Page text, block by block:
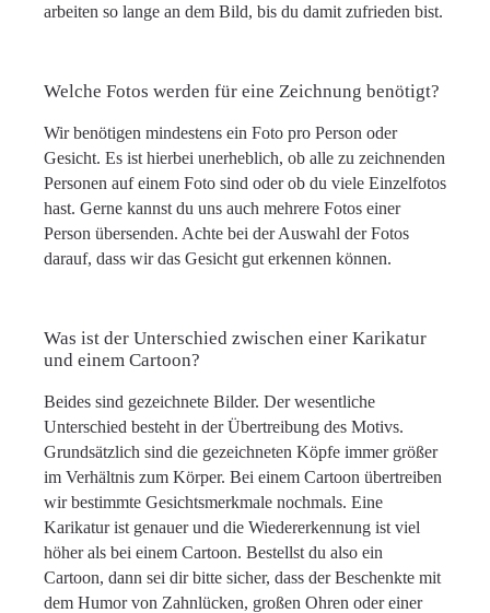
arbeiten so lange an dem Bild, bis du damit zufrieden bist.
Welche Fotos werden für eine Zeichnung benötigt?
Wir benötigen mindestens ein Foto pro Person oder
Gesicht. Es ist hierbei unerheblich, ob alle zu zeichnenden
Personen auf einem Foto sind oder ob du viele Einzelfotos
hast. Gerne kannst du uns auch mehrere Fotos einer
Person übersenden. Achte bei der Auswahl der Fotos
darauf, dass wir das Gesicht gut erkennen können.
Was ist der Unterschied zwischen einer Karikatur
und einem Cartoon?
Beides sind gezeichnete Bilder. Der wesentliche
Unterschied besteht in der Übertreibung des Motivs.
Grundsätzlich sind die gezeichneten Köpfe immer größer
im Verhältnis zum Körper. Bei einem Cartoon übertreiben
wir bestimmte Gesichtsmerkmale nochmals. Eine
Karikatur ist genauer und die Wiedererkennung ist viel
höher als bei einem Cartoon. Bestellst du also ein
Cartoon, dann sei dir bitte sicher, dass der Beschenkte mit
dem Humor von Zahnlücken, großen Ohren oder einer